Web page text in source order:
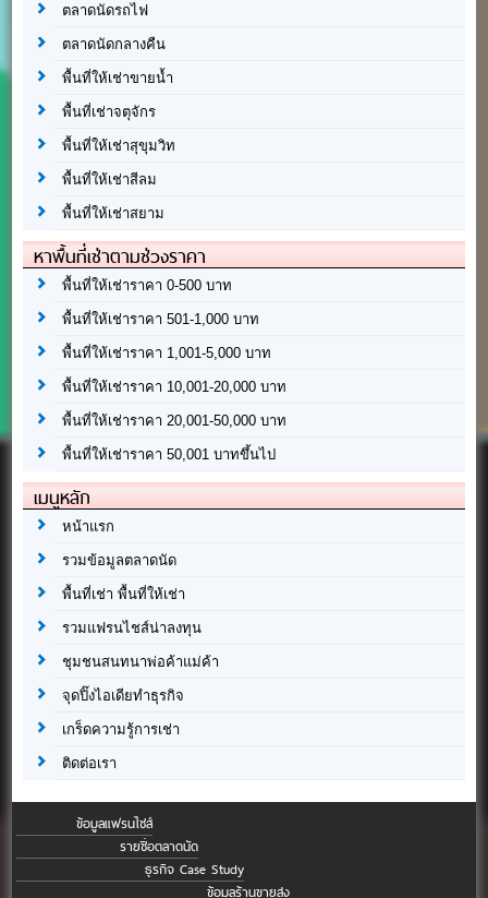
ตลาดนัดรถไฟ
ตลาดนัดกลางคืน
พื้นที่ให้เช่าขายน้ำ
พื้นที่เช่าจตุจักร
พื้นที่ให้เช่าสุขุมวิท
พื้นที่ให้เช่าสีลม
พื้นที่ให้เช่าสยาม
หาพื้นที่เช่าตามช่วงราคา
พื้นที่ให้เช่าราคา 0-500 บาท
พื้นที่ให้เช่าราคา 501-1,000 บาท
พื้นที่ให้เช่าราคา 1,001-5,000 บาท
พื้นที่ให้เช่าราคา 10,001-20,000 บาท
พื้นที่ให้เช่าราคา 20,001-50,000 บาท
พื้นที่ให้เช่าราคา 50,001 บาทขึ้นไป
เมนูหลัก
หน้าแรก
รวมข้อมูลตลาดนัด
พื้นที่เช่า พื้นที่ให้เช่า
รวมแฟรนไชส์น่าลงทุน
ชุมชนสนทนาพ่อค้าแม่ค้า
จุดปิ๊งไอเดียทำธุรกิจ
เกร็ดความรู้การเช่า
ติดต่อเรา
ข้อมูลแฟรนไชส์
รายชื่อตลาดนัด
ธุรกิจ Case Study
ข้อมูลร้านขายส่ง